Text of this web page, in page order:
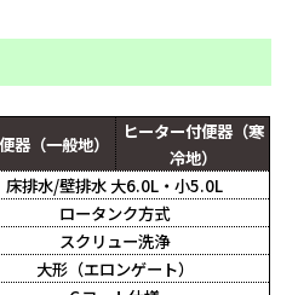
器（一般地）
ヒーター付便器（寒
冷地）
床排水/壁排水 大6.0L・小5.0L
ロータンク方式
スクリュー洗浄
大形（エロンゲート）